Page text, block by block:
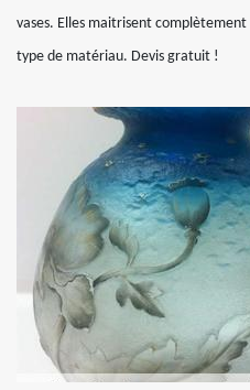
vases. Elles maitrisent
type de matériau. Devis gratuit !